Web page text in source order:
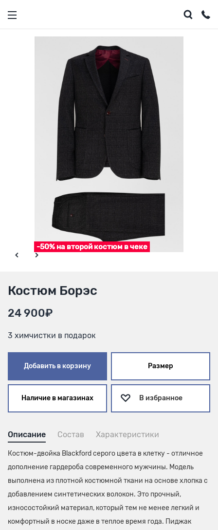
-50% на второй костюм в чеке
Костюм Борэс
24 900₽
3 химчистки в подарок
Добавить в корзину Размер
Наличие в магазинах В избранное
Описание Состав Характеристики
Костюм-двойка Blackford серого цвета в клетку - отличное
дополнение гардероба современного мужчины. Модель
выполнена из плотной костюмной ткани на основе хлопка с
добавлением синтетических волокон. Это прочный,
износостойкий материал, который тем не менее легкий и
комфортный в носке даже в теплое время года. Пиджак